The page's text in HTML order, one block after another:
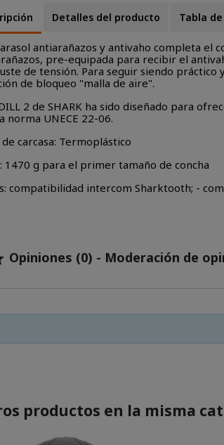
Detalles del producto Tabla
antiarañazos y antivaho completa el
pre-equipada para recibir el
de tensión. Para seguir siendo
de bloqueo "malla de aire".
2 de SHARK ha sido diseñado para
norma UNECE 22-06.
carcasa: Termoplástico
1470 g para el primer tamaño de concha
compatibilidad intercom Sharktooth; -
Opiniones (0) - Moderación de
productos en la misma